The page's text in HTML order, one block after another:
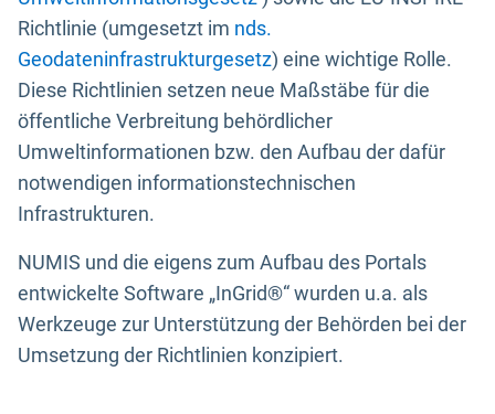
Richtlinie (umgesetzt im nds.
Geodateninfrastrukturgesetz) eine wichtige Rolle.
Diese Richtlinien setzen neue Maßstäbe für die
öffentliche Verbreitung behördlicher
Umweltinformationen bzw. den Aufbau der dafür
notwendigen informationstechnischen
Infrastrukturen.
NUMIS und die eigens zum Aufbau des Portals
entwickelte Software „InGrid®“ wurden u.a. als
Werkzeuge zur Unterstützung der Behörden bei der
Umsetzung der Richtlinien konzipiert.